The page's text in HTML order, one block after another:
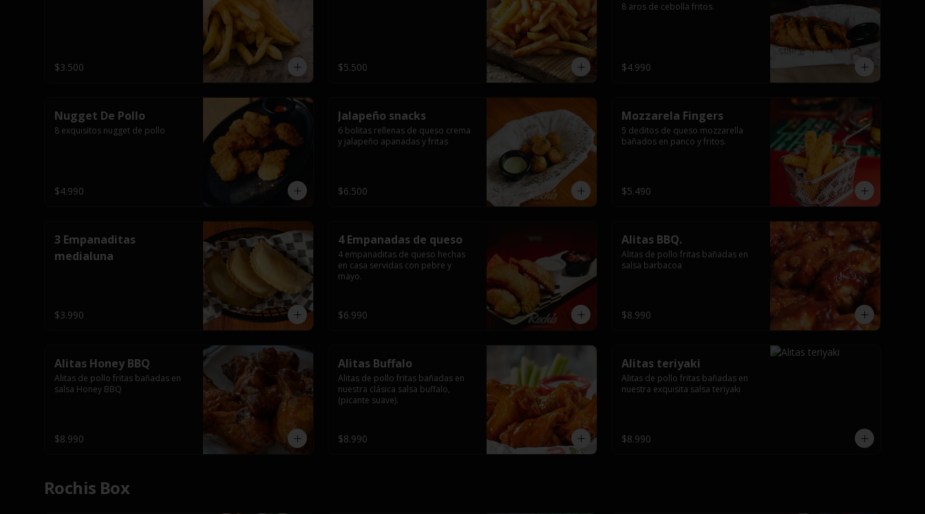
$3.500 $5.500
8 aros de cebolla fritos.
$4.990
Nugget De Pollo
8 exquisitos nugget de pollo
$4.990
Jalapeño snacks
6 bolitas rellenas de queso crema
y jalapeño apanadas y fritas
$6.500
Mozzarela Fingers
5 deditos de queso mozzarella
bañados en panco y fritos.
$5.490
3 Empanaditas
medialuna
$3.990
4 Empanadas de queso
4 empanaditas de queso hechas
en casa servidas con pebre y
mayo.
$6.990
Alitas BBQ.
Alitas de pollo fritas bañadas en
salsa barbacoa
$8.990
Alitas Honey BBQ
Alitas de pollo fritas bañadas en
salsa Honey BBQ
$8.990
Alitas Buffalo
Alitas de pollo fritas bañadas en
nuestra clásica salsa buffalo,
(picante suave).
$8.990
Alitas teriyaki
Alitas de pollo fritas bañadas en
nuestra exquisita salsa teriyaki
$8.990
Rochis Box